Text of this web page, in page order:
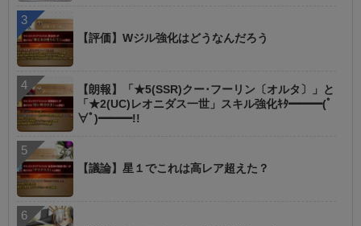
【評価】Wジル強化はどうなんだろう
【朗報】「★5(SSR)クー･フーリン〔オルタ〕」と
「★2(UC)レオニダス一世」スキル強化ｷﾀ━━━(ﾟ
∀ﾟ)━━━!!
【議論】星１でこれは高レア超えた？